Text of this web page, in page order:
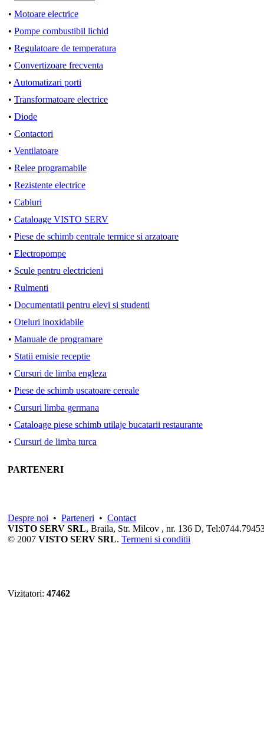
• Motoare electrice
• Pompe combustibil lichid
• Regulatoare de temperatura
• Convertizoare frecventa
• Automatizari porti
• Transformatoare electrice
• Diode
• Contactori
• Ventilatoare
• Relee programabile
• Rezistente electrice
• Cabluri
• Cataloage VISTO SERV
• Piese de schimb centrale termice si arzatoare
• Electropompe
• Scule pentru electricieni
• Rulmenti
• Documentatii pentru elevi si studenti
• Oteluri inoxidabile
• Manuale de programare
• Statii emisie receptie
• Cursuri de limba engleza
• Piese de schimb uscatoare cereale
• Cursuri limba germana
• Cataloage piese schimb utilaje bucatarii restaurante
• Cursuri de limba turca
PARTENERI
Despre noi • Parteneri • Contact
VISTO SERV SRL, Braila, Str. Milcov , nr. 136 D,
© 2007 VISTO SERV SRL. Termeni si conditii
Vizitatori: 47462